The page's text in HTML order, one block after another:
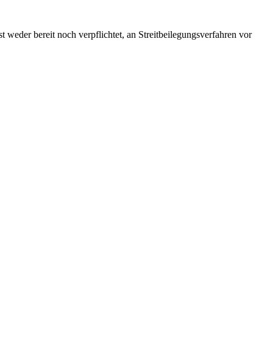
weder bereit noch verpflichtet, an Streitbeilegungsverfahren vor